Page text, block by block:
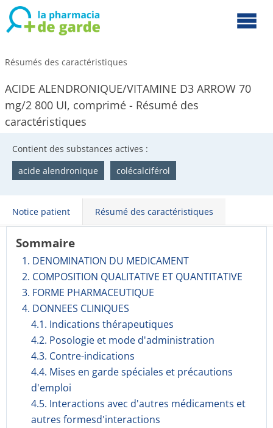
Résumés des caractéristiques
ACIDE ALENDRONIQUE/VITAMINE D3 ARROW 70
mg/2 800 UI, comprimé - Résumé des
caractéristiques
Contient des substances actives :
acide alendronique
colécalciférol
Notice patient Résumé des caractéristiques
Sommaire
1. DENOMINATION DU MEDICAMENT
2. COMPOSITION QUALITATIVE ET QUANTITATIVE
3. FORME PHARMACEUTIQUE
4. DONNEES CLINIQUES
4.1. Indications thérapeutiques
4.2. Posologie et mode d'administration
4.3. Contre-indications
4.4. Mises en garde spéciales et précautions
d'emploi
4.5. Interactions avec d'autres médicaments et
autres formesd'interactions